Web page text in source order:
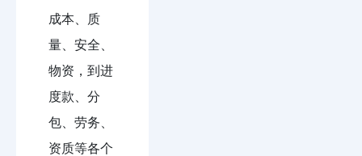
成本、质
量、安全、
物资，到进
度款、分
包、劳务、
资质等各个